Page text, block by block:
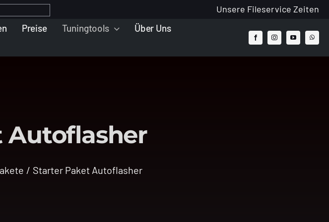
Unsere Fileservice Zeiten
Preise Tuningtools
Über Uns
Autoflasher
Starter Paket Autoflasher